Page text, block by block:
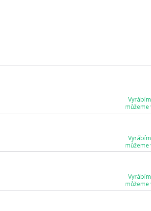
můžeme
můžeme
můžeme